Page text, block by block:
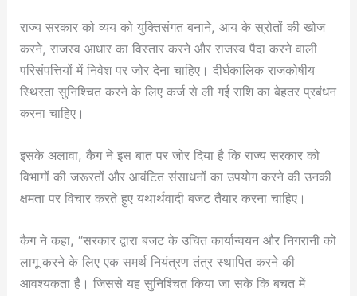
राज्य सरकार को व्यय को युक्तिसंगत बनाने, आय के स्रोतों की खोज
करने, राजस्व आधार का विस्तार करने और राजस्व पैदा करने वाली
परिसंपत्तियों में निवेश पर जोर देना चाहिए। दीर्घकालिक राजकोषीय
स्थिरता सुनिश्चित करने के लिए कर्ज से ली गई राशि का बेहतर प्रबंधन
करना चाहिए।
इसके अलावा, कैग ने इस बात पर जोर दिया है कि राज्य सरकार को
विभागों की जरूरतों और आवंटित संसाधनों का उपयोग करने की उनकी
क्षमता पर विचार करते हुए यथार्थवादी बजट तैयार करना चाहिए।
कैग ने कहा, “सरकार द्वारा बजट के उचित कार्यान्वयन और निगरानी को
लागू करने के लिए एक समर्थ नियंत्रण तंत्र स्थापित करने की
आवश्यकता है। जिससे यह सुनिश्चित किया जा सके कि बचत में